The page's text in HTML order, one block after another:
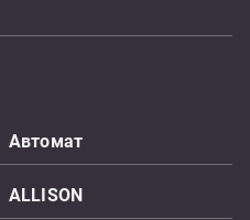
Aвтомат
ALLISON